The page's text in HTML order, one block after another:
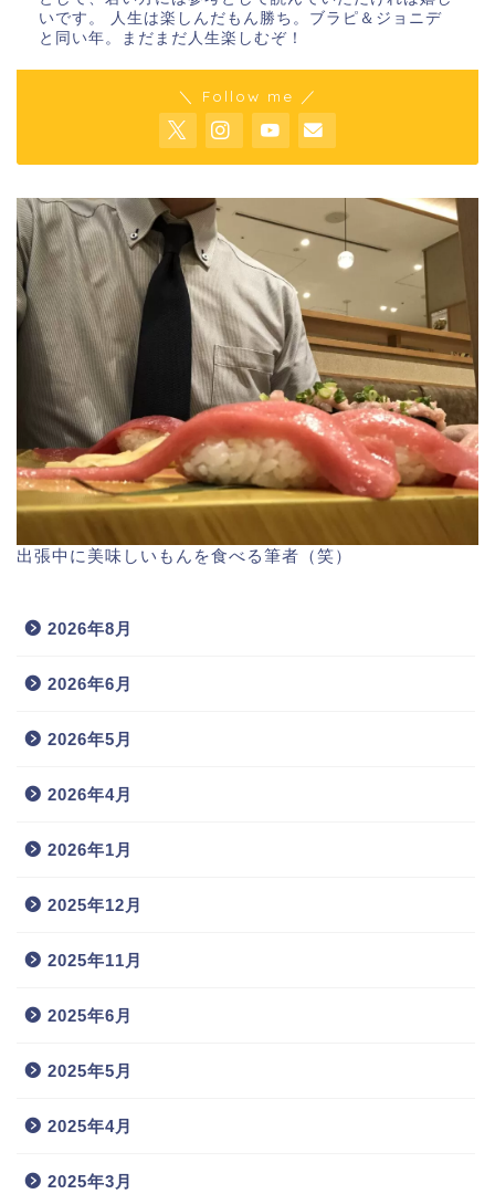
いです。 人生は楽しんだもん勝ち。ブラピ＆ジョニデ
と同い年。まだまだ人生楽しむぞ！
＼ Follow me ／
出張中に美味しいもんを食べる筆者（笑）
2026年8月
2026年6月
2026年5月
2026年4月
2026年1月
2025年12月
2025年11月
2025年6月
2025年5月
2025年4月
2025年3月